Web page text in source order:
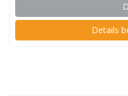
Details